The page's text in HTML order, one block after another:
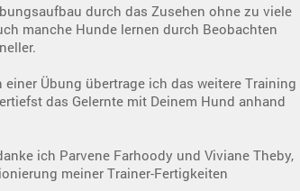
durch das Zusehen ohne zu viele
manche Hunde lernen durch Beobachten
Übung übertrage ich das weitere Training
das Gelernte mit Deinem Hund anhand
ich Parvene Farhoody und Viviane Theby,
meiner Trainer-Fertigkeiten